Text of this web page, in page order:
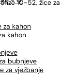
za kahon
kahon
bubnjeve
za vježbanje
10-52, žice za